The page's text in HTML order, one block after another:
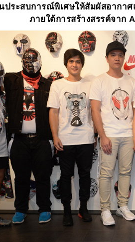
ประสบการณ์พิเศษให้สัมผัสอากา
ภายใต้การสร้างสรรค์จาก